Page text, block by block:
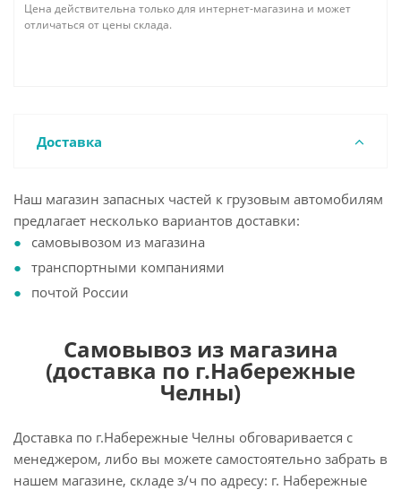
Цена действительна только для интернет-магазина и может
отличаться от цены склада.
Доставка
Наш магазин запасных частей к грузовым автомобилям
предлагает несколько вариантов доставки:
самовывозом из магазина
транспортными компаниями
почтой России
Самовывоз из магазина
(доставка по г.Набережные
Челны)
Доставка по г.Набережные Челны обговаривается с
менеджером, либо вы можете самостоятельно забрать в
нашем магазине, складе з/ч по адресу: г. Набережные